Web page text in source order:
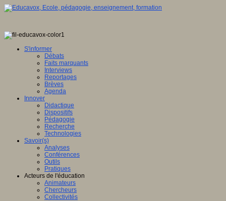
S'informer
Débats
Faits marquants
Interviews
Reportages
Brèves
Agenda
Innover
Didactique
Dispositifs
Pédagogie
Recherche
Technologies
Savoir(s)
Analyses
Conférences
Outils
Pratiques
Acteurs de l'éducation
Animateurs
Chercheurs
Collectivités